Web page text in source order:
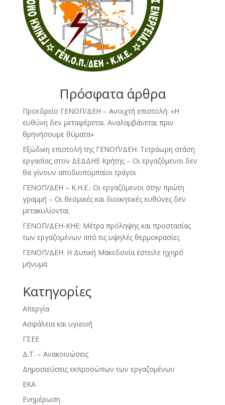
Πρόσφατα άρθρα
Προεδρείο ΓΕΝΟΠ/ΔΕΗ – Ανοιχτή επιστολή: «Η
ευθύνη δεν μεταφέρεται. Αναλαμβάνεται πριν
θρηνήσουμε θύματα»
Εξώδικη επιστολή της ΓΕΝΟΠ/ΔΕΗ: Τετράωρη στάση
εργασίας στον ΔΕΔΔΗΕ Κρήτης – Οι εργαζόμενοι δεν
θα γίνουν αποδιοπομπαίοι τράγοι
ΓΕΝΟΠ/ΔΕΗ – Κ.Η.Ε.: Οι εργαζόμενοι στην πρώτη
γραμμή – Οι θεσμικές και διοικητικές ευθύνες δεν
μετακυλίονται.
ΓΕΝΟΠ/ΔΕΗ-ΚΗΕ: Μέτρα πρόληψης και προστασίας
των εργαζομένων από τις υψηλές θερμοκρασίες
ΓΕΝΟΠ/ΔΕΗ: Η Δυτική Μακεδονία έστειλε ηχηρό
μήνυμα
Kατηγορίες
Απεργία
Ασφάλεια και υγιεινή
ΓΣΕΕ
Δ.Τ. – Ανακοινώσεις
Δημοσιεύσεις εκπροσώπων των εργαζομένων
ΕΚΑ
Ενημέρωση